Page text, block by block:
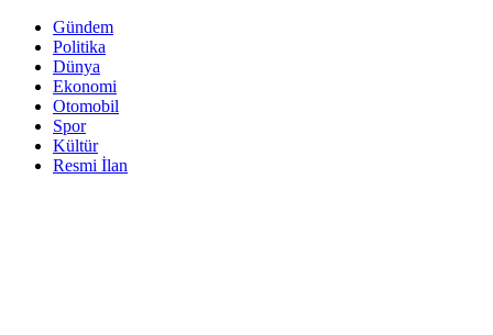
Gündem
Politika
Dünya
Ekonomi
Otomobil
Spor
Kültür
Resmi İlan